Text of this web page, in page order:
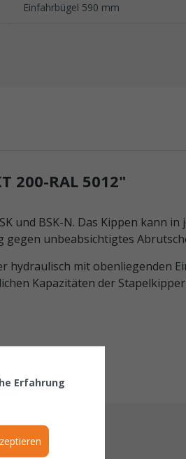
Einfahrbügel 590 mm
200-RAL 5012"
und BSK-N. Das Kippen kann in
gegen unbeabsichtigtes
hydraulisch mit obenliegenden
Kapazitäten der
Erfahrung